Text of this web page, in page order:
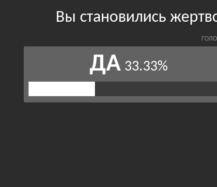
Вы становились
ДА 33.33%